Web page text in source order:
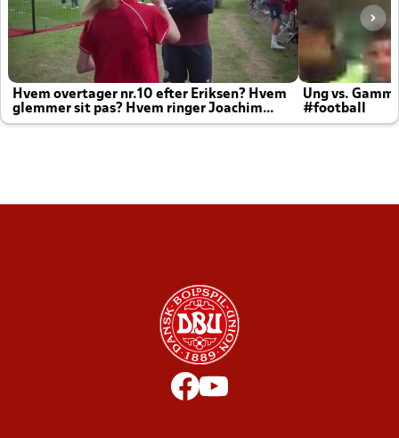
Hvem overtager nr.10 efter Eriksen? Hvem
glemmer sit pas? Hvem ringer Joachim
altid til efter kampe?
Ung vs.
#football